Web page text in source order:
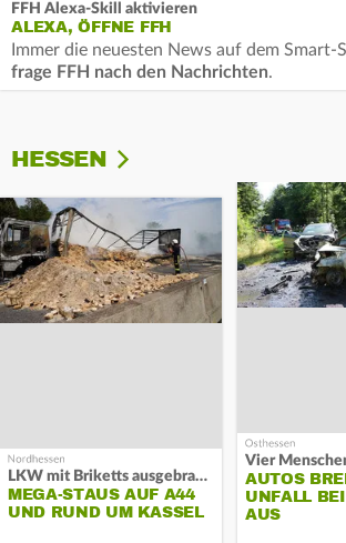
FFH Alexa-Skill aktivieren
ALEXA, ÖFFNE FFH
Immer die neuesten News auf dem Smart-
frage FFH nach den Nachrichten.
HESSEN
LKW mit Briketts ausgebrannt
MEGA-STAUS AUF A44
UND RUND UM KASSEL
Vier
AUTOS
UNFALL
AUS